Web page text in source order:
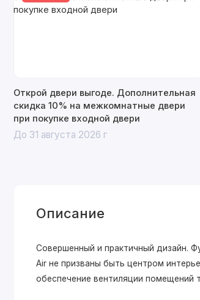
Открой двери выгоде. Дополнительная
скидка 10% на межкомнатные двери
при покупке входной двери
До 31 августа 2026 г
Описание
Совершенный и практичный дизайн.
Air не призваны быть центром
обеспечение вентиляции помещений